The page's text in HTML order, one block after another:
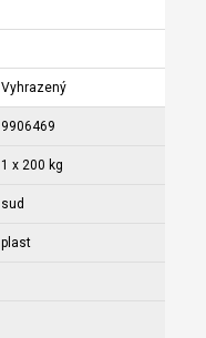
Vyhrazený
9906469
1 x 200 kg
sud
plast